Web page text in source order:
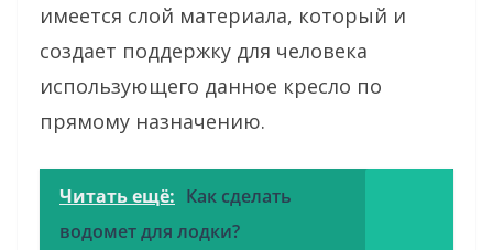
имеется слой материала, который и
создает поддержку для человека
использующего данное кресло по
прямому назначению.
Читать ещё: Как сделать
водомет для лодки?